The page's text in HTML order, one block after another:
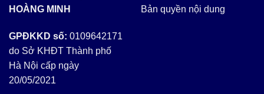
HOÀNG MINH
GPĐKKD số: 0109642171
do Sở KHĐT Thành phố
Hà Nội cấp ngày
20/05/2021
Bản quyền nội dung